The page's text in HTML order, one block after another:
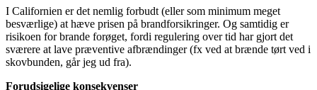
I Californien er det nemlig forbudt (eller som minimum meget
besværlige) at hæve prisen på brandforsikringer. Og samtidig er
risikoen for brande forøget, fordi regulering over tid har gjort det
sværere at lave præventive afbrændinger (fx ved at brænde tørt ved i
skovbunden, går jeg ud fra).
Forudsigelige konsekvenser